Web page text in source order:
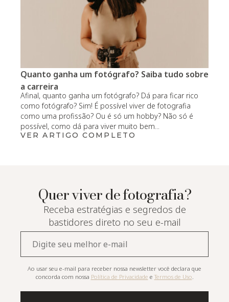
Quanto ganha um fotógrafo? Saiba tudo sobre
a carreira
Afinal, quanto ganha um fotógrafo? Dá para ficar rico
como fotógrafo? Sim! É possível viver de fotografia
como uma profissão? Ou é só um hobby? Não só é
possível, como dá para viver muito bem...
VER ARTIGO COMPLETO
Quer viver de fotografia?
Receba estratégias e segredos de
bastidores direto no seu e-mail
mail*
Ao usar seu e-mail para receber nossa newsletter você declara que
concorda com nossa Política de Privacidade e Termos de Uso.